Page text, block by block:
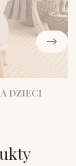
DZIECI